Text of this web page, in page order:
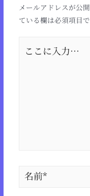
メールアドレスが公
ている欄は必須項目